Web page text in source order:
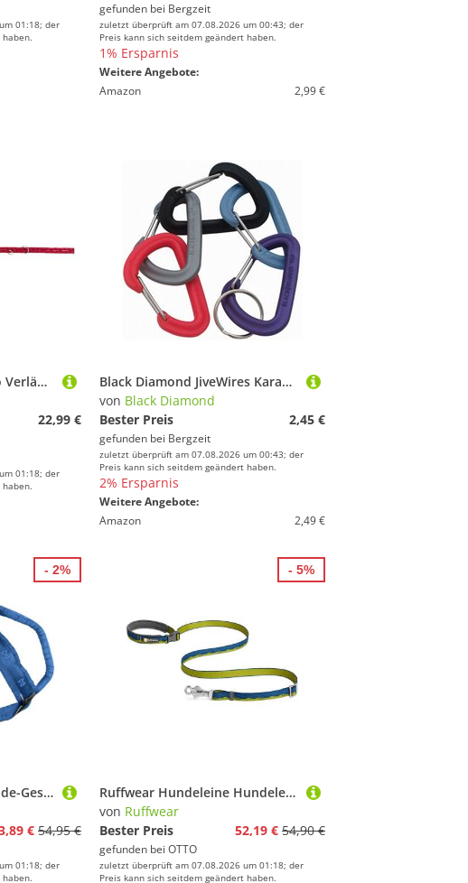
01:18; der
gefunden bei Bergzeit
zuletzt überprüft am 07.08.2026 um 00:43; der
Preis kann sich seitdem geändert haben.
1% Ersparnis
Weitere Angebote:
Amazon
2,99 €
TRIXIE Hundeleine Cavo Verlängerungsleine - rot - 2,00 m/ø 18 mm, Gurtband
22,99 €
01:18; der
Black Diamond JiveWires Karabiner
von Black Diamond
Bester Preis
2,45 €
gefunden bei Bergzeit
zuletzt überprüft am 07.08.2026 um 00:43; der
Preis kann sich seitdem geändert haben.
2% Ersparnis
Weitere Angebote:
Amazon
2,49 €
Non-stop dogwear Hunde-Geschirr Hundegeschirr Line Harness 5.0 blau
€ 54,95 €
01:18; der
- 2%
Ruffwear Hundeleine Hundeleine Crag Leash Green Hills
von Ruffwear
Bester Preis
52,19 € 54,90 €
gefunden bei OTTO
zuletzt überprüft am 07.08.2026 um 01:18; der
Preis kann sich seitdem geändert haben.
- 5%